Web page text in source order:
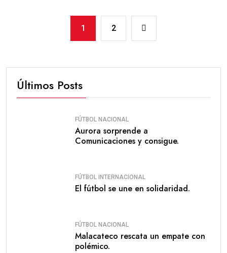
1 2
Últimos Posts
FÚTBOL NACIONAL
Aurora sorprende a
Comunicaciones y consigue.
FÚTBOL INTERNACIONAL
El fútbol se une en solidaridad.
FÚTBOL NACIONAL
Malacateco rescata un empate con
polémico.